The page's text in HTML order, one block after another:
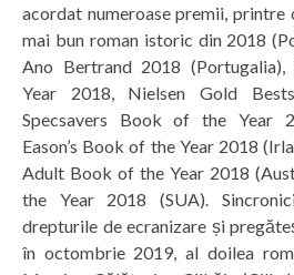
acordat numeroase premii, printre
mai bun roman istoric din 2018
Ano Bertrand 2018
Year 2018, Nielsen Gold
Specsavers Book of the Year
Eason’s Book of the Year 2018
Adult Book of the Year 2018
the Year 2018 (SUA).
drepturile de ecranizare și
în octombrie 2019, al doilea